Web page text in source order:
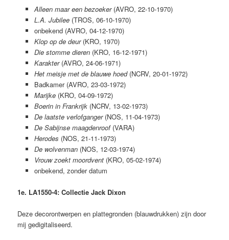
Alleen maar een bezoeker(AVRO, 22-10-1970)
L.A. Jubilee(TROS, 06-10-1970)
onbekend (AVRO, 04-12-1970)
Klop op de deur(KRO, 1970)
Die stomme dieren(KRO, 16-12-1971)
Karakter(AVRO, 24-06-1971)
Het meisje met de blauwe hoed(NCRV, 20-01-1972)
Badkamer (AVRO, 23-03-1972)
Marijke(KRO, 04-09-1972)
Boerin in Frankrijk(NCRV, 13-02-1973)
De laatste verlofganger(NOS, 11-04-1973)
De Sabijnse maagdenroof(VARA)
Herodes (NOS, 21-11-1973)
De wolvenman(NOS, 12-03-1974)
Vrouw zoekt moordvent(KRO, 05-02-1974)
onbekend, zonder datum
1e. LA1550-4: Collectie Jack Dixon
Deze decorontwerpen en plattegronden (blauwdrukken) zijn door
mij gedigitaliseerd.